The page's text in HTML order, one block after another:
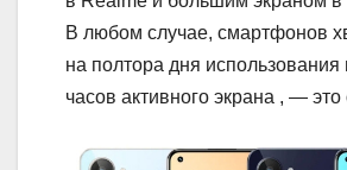
В любом случае, смартфонов
на полтора дня использования
часов активного экрана , — это